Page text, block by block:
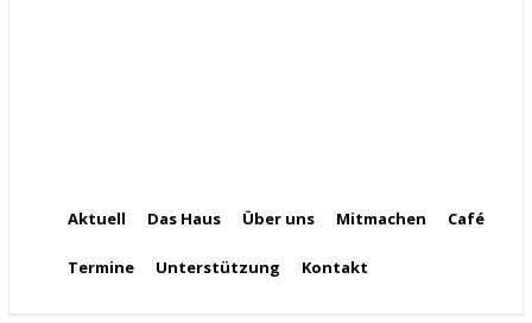
Aktuell Das Haus Über uns Mitmachen Café
Termine Unterstützung Kontakt